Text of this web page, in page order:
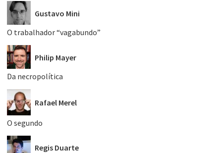
Gustavo Mini
O trabalhador “vagabundo”
Philip Mayer
Da necropolítica
Rafael Merel
O segundo
Regis Duarte